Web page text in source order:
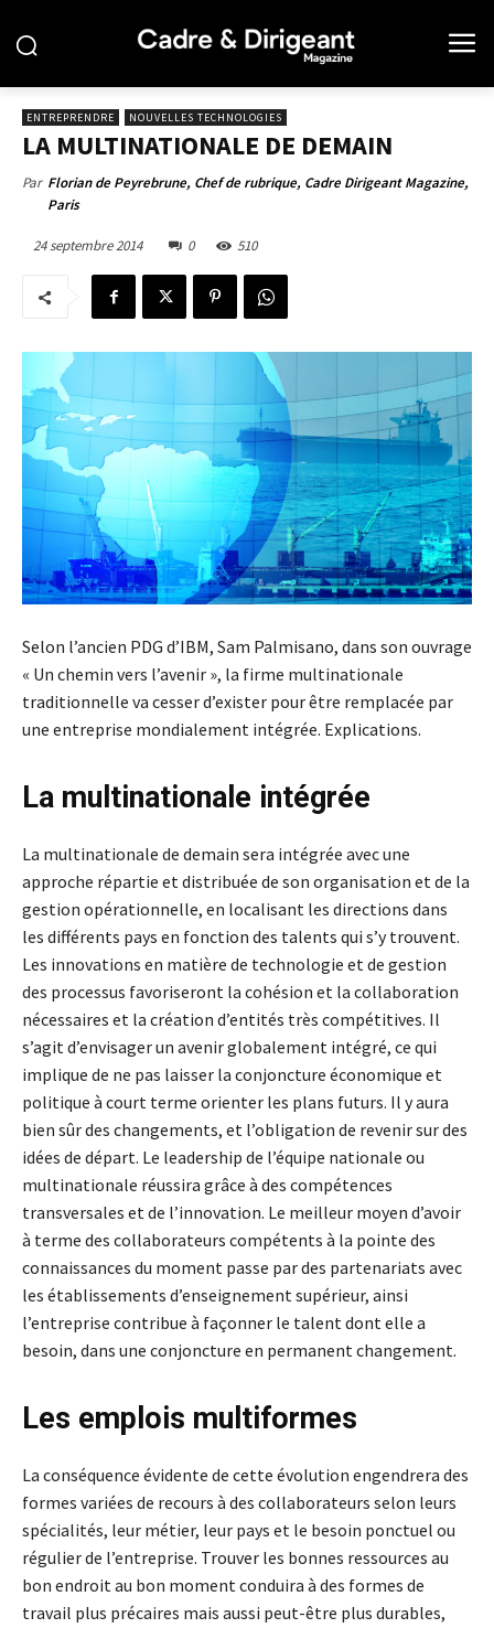
ENTREPRENDRE NOUVELLES TECHNOLOGIES
LA MULTINATIONALE DE DEMAIN
Par Florian de Peyrebrune, Chef de rubrique, Cadre Dirigeant Magazine,
Paris
24 septembre 2014 0 510
Selon l’ancien PDG d’IBM, Sam Palmisano, dans son ouvrage
« Un chemin vers l’avenir », la firme multinationale
traditionnelle va cesser d’exister pour être remplacée par
une entreprise mondialement intégrée. Explications.
La multinationale intégrée
La multinationale de demain sera intégrée avec une
approche répartie et distribuée de son organisation et de la
gestion opérationnelle, en localisant les directions dans
les différents pays en fonction des talents qui s’y trouvent.
Les innovations en matière de technologie et de gestion
des processus favoriseront la cohésion et la collaboration
nécessaires et la création d’entités très compétitives. Il
s’agit d’envisager un avenir globalement intégré, ce qui
implique de ne pas laisser la conjoncture économique et
politique à court terme orienter les plans futurs. Il y aura
bien sûr des changements, et l’obligation de revenir sur des
idées de départ. Le leadership de l’équipe nationale ou
multinationale réussira grâce à des compétences
transversales et de l’innovation. Le meilleur moyen d’avoir
à terme des collaborateurs compétents à la pointe des
connaissances du moment passe par des partenariats avec
les établissements d’enseignement supérieur, ainsi
l’entreprise contribue à façonner le talent dont elle a
besoin, dans une conjoncture en permanent changement.
Les emplois multiformes
La conséquence évidente de cette évolution engendrera des
formes variées de recours à des collaborateurs selon leurs
spécialités, leur métier, leur pays et le besoin ponctuel ou
régulier de l’entreprise. Trouver les bonnes ressources au
bon endroit au bon moment conduira à des formes de
travail plus précaires mais aussi peut-être plus durables,